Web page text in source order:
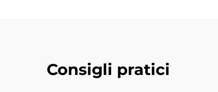
Consigli pratici